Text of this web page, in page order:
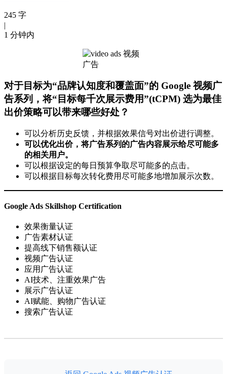
245 字
|
1 分钟内
对于目标为“品牌认知度和覆盖面”的 Google 视频广
告系列，将“目标每千次展示费用”(tCPM) 选为最佳
出价策略可以带来哪些好处？
可以分析历史反馈，并根据效果信号对出价进行调整。
可以优化出价，将广告系列的广告内容展示给尽可能多
的相关用户。
可以根据设定的每日预算争取尽可能多的点击。
可以根据目标每次转化费用尽可能多地增加展示次数。
Google Ads Skillshop Certification
效果衡量认证
广告素材认证
提高线下销售额认证
视频广告认证
应用广告认证
AI技术、注重效果广告
展示广告认证
AI赋能、购物广告认证
搜索广告认证